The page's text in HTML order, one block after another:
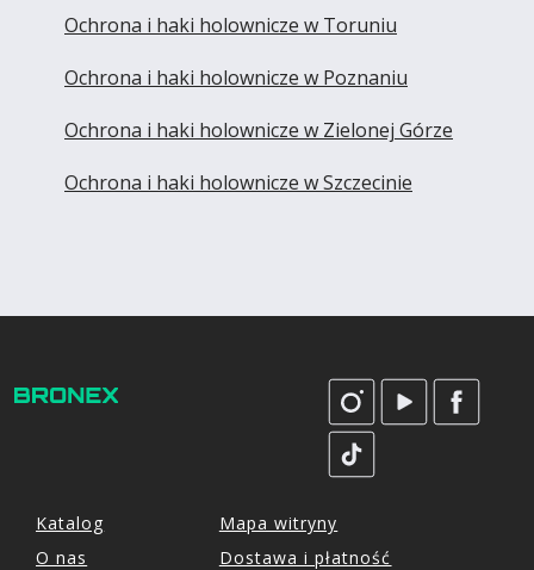
Ochrona i haki holownicze w Toruniu
Ochrona i haki holownicze w Poznaniu
Ochrona i haki holownicze w Zielonej Górze
Ochrona i haki holownicze w Szczecinie
Katalog
O nas
Mapa witryny
Dostawa i płatność